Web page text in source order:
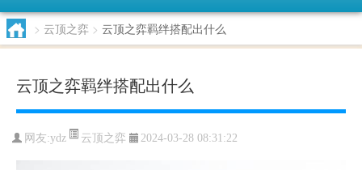
> 云顶之弈 > 云顶之弈羁绊搭配出什么
云顶之弈羁绊搭配出什么
网友:ydz 云顶之弈 2024-03-28 08:31:22